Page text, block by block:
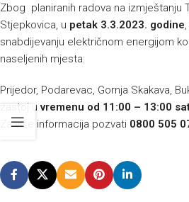
Zbog planiranih radova na izmještanju
Stjepkovica, u petak 3.3.2023. godine
snabdijevanju električnom energijom
naseljenih mjesta:
Prijedor, Podarevac, Gornja Skakava,
zastoj uvremenu od 11:00 – 13:00
Za više informacija pozvati 0800 505